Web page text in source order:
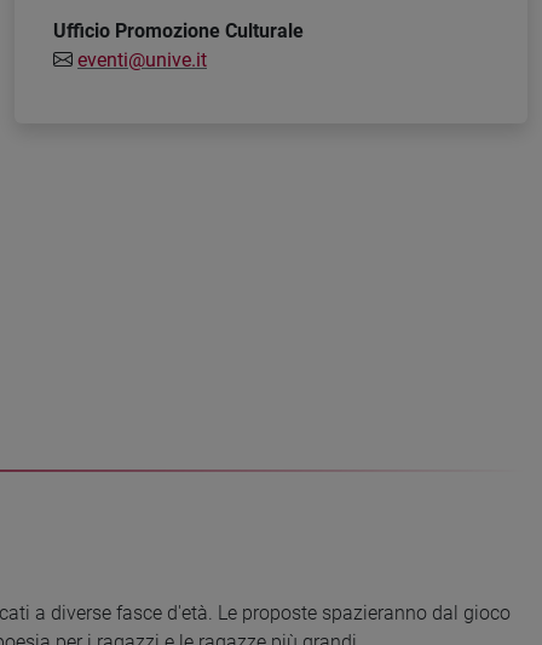
Ufficio Promozione Culturale
eventi@unive.it
a diverse fasce d'età. Le proposte spazieranno dal gioco